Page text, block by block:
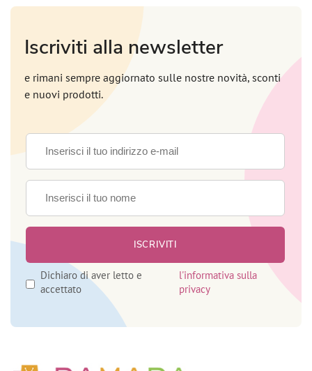
Iscriviti alla newsletter
e rimani sempre aggiornato sulle nostre novità, sconti
e nuovi prodotti.
Dichiaro di aver letto e
accettato
l'informativa sulla
privacy